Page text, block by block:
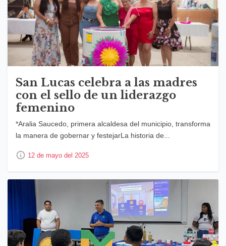
San Lucas celebra a las madres
con el sello de un liderazgo
femenino
*Aralia Saucedo, primera alcaldesa del municipio, transforma
la manera de gobernar y festejarLa historia de...
12 de mayo del 2025